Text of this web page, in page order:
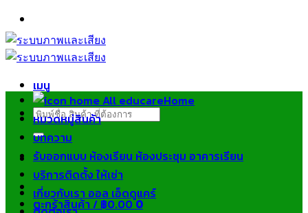
ข้าม
ไป
ยัง
เมนู
ค้นหา:
ตะกร้าสินค้า /฿0.000
Home
หมวดหมู่สินค้า
บทความ
รับออกแบบ ห้องเรียน ห้องประชุม อาคารเรียน
บริการติดตั้ง ให้เช่า
เกี่ยวกับเรา ออล เอ็ดดูแคร์